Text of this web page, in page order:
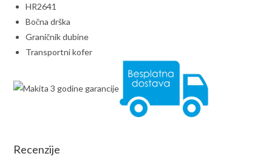
HR2641
Bočna drška
Graničnik dubine
Transportni kofer
Recenzije